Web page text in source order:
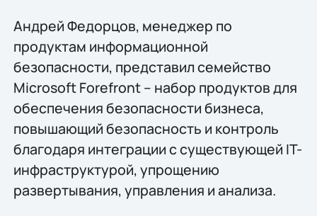
Андрей Федорцов, менеджер по
продуктам информационной
безопасности, представил семейство
Microsoft Forefront – набор продуктов для
обеспечения безопасности бизнеса,
повышающий безопасность и контроль
благодаря интеграции с существующей IT-
инфраструктурой, упрощению
развертывания, управления и анализа.